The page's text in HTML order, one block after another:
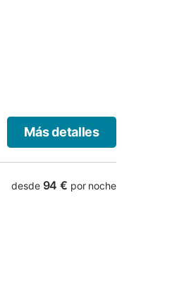
Más detalles
desde 94 € por noche